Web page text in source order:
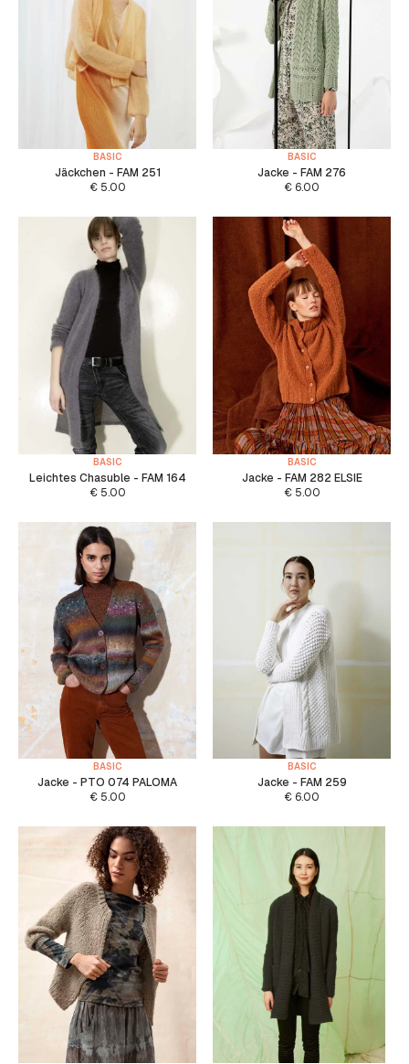
BASIC
Jäckchen - FAM 251
€5.00
BASIC
Jacke - FAM 276
€ 6.00
BASIC
Leichtes Chasuble - FAM 164
€5.00
BASIC
Jacke - FAM 282 ELSIE
€5.00
BASIC
Jacke - PTO 074 PALOMA
€5.00
BASIC
Jacke - FAM 259
€ 6.00